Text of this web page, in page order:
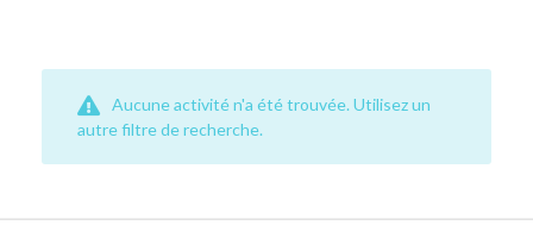
Aucune activité n'a été trouvée. Utilisez un
autre filtre de recherche.